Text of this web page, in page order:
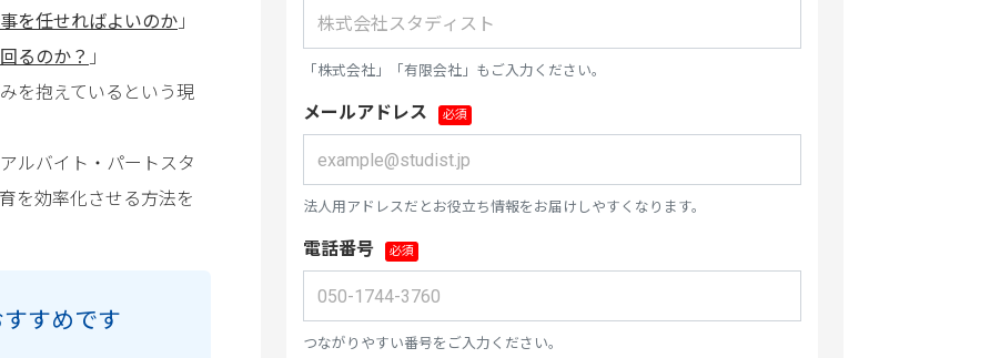
を任せればよいのか 」
るのか？ 」
を抱えているという現
ルバイト・パートスタ
を効率化させる方法を
すめです
「株式会社」「有限会社」もご入力ください。
メールアドレス
法人用アドレスだとお役立ち情報をお届けしやすくなります。
電話番号
つながりやすい番号をご入力ください。